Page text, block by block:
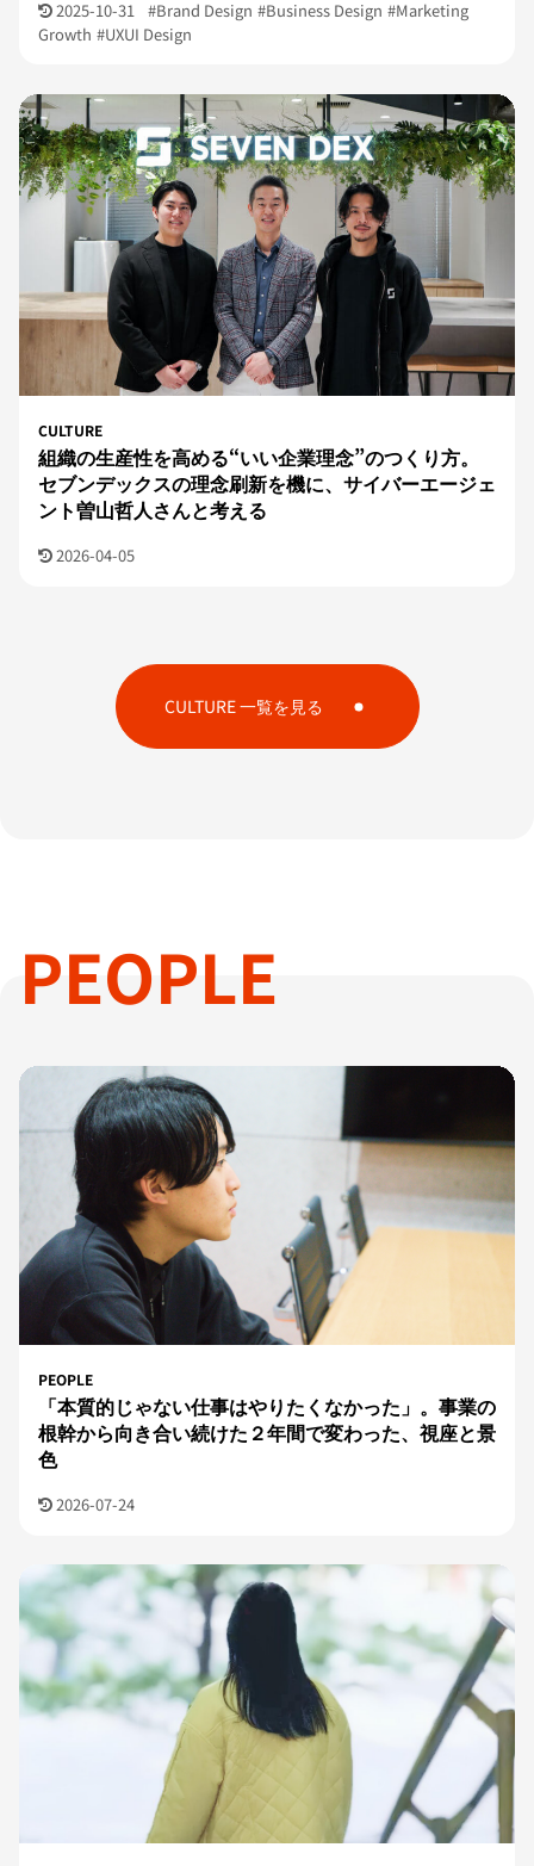
2025-10-31 #Brand Design #Business Design #Marketing
Growth #UXUI Design
CULTURE
組織の生産性を高める“いい企業理念”のつくり方。
セブンデックスの理念刷新を機に、サイバーエージェ
ント曽山哲人さんと考える
2026-04-05
CULTURE 一覧を見る
PEOPLE
PEOPLE
「本質的じゃない仕事はやりたくなかった」。事業の
根幹から向き合い続けた２年間で変わった、視座と景
色
2026-07-24